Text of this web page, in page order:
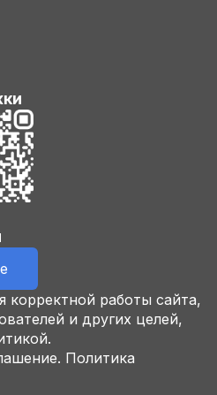
корректной работы сайта,
и других целей,
Политика